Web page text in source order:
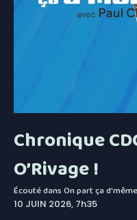
Chronique
O’Rivage !
Écouté dansOn part ça
10 JUIN 2026, 7h35